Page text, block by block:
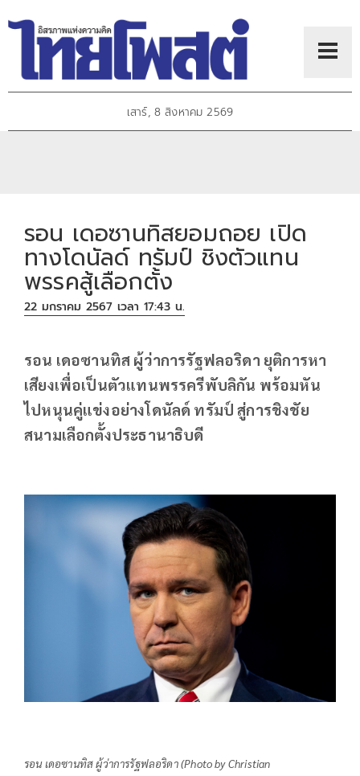
เสาร์, 8 สิงหาคม 2569
รอน เดอซานทิสยอมถอย เปิด
ทางโดนัลด์ ทรัมป์ ชิงตัวแทน
พรรคสู้เลือกตั้ง
22 มกราคม 2567 เวลา 17:43 น.
รอน เดอซานทิส ผู้ว่าการรัฐฟลอริดา ยุติการหา
เสียงเพื่อเป็นตัวแทนพรรครีพับลิกัน พร้อมหัน
ไปหนุนคู่แข่งอย่างโดนัลด์ ทรัมป์ สู่การชิงชัย
สนามเลือกตั้งประธานาธิบดี
รอน เดอซานทิส ผู้ว่าการรัฐฟลอริดา (Photo by Christian